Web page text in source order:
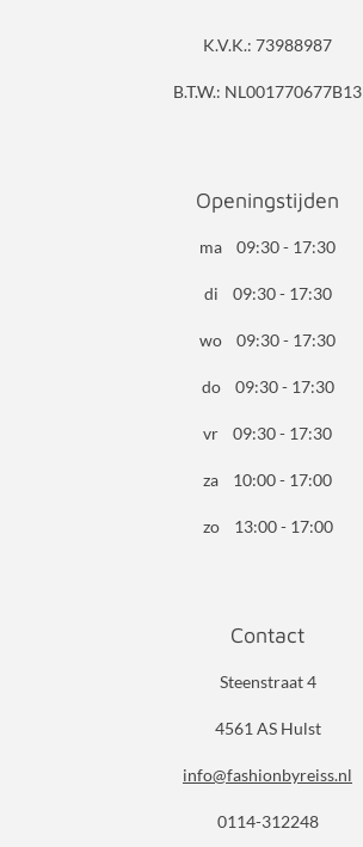
K.V.K.: 73988987
B.T.W.: NL001770677B13
Openingstijden
ma 09:30 - 17:30
di 09:30 - 17:30
wo 09:30 - 17:30
do 09:30 - 17:30
vr 09:30 - 17:30
za 10:00 - 17:00
zo 13:00 - 17:00
Contact
Steenstraat 4
4561 AS Hulst
info@fashionbyreiss.nl
0114-312248